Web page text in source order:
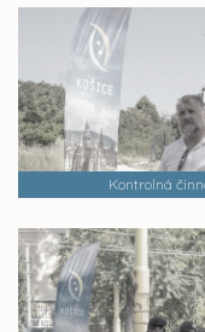
Kontrolná